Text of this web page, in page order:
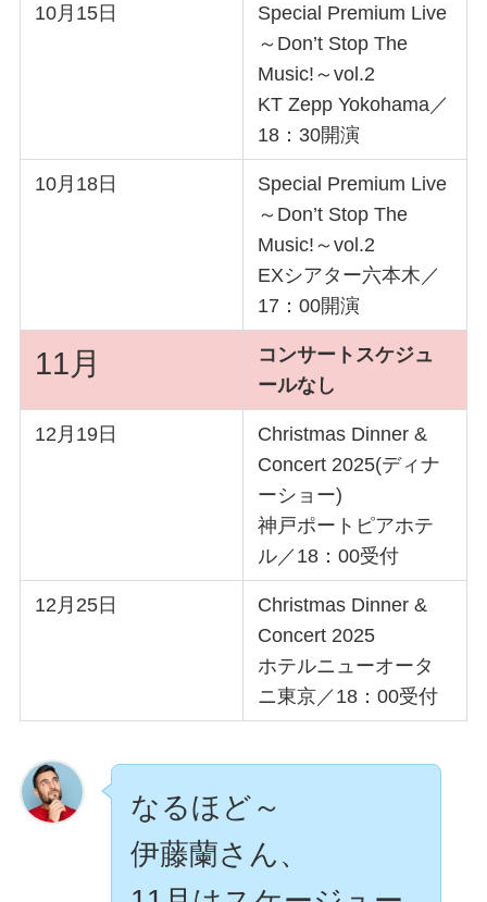
10月15日
Special Premium Live
～Don’t Stop The
Music!～vol.2
KT Zepp Yokohama／
18：30開演
10月18日
Special Premium Live
～Don’t Stop The
Music!～vol.2
EXシアター六本木／
17：00開演
11月
コンサートスケジュ
ールなし
12月19日
Christmas Dinner &
Concert 2025(ディナ
ーショー)
神戸ポートピアホテ
ル／18：00受付
12月25日
Christmas Dinner &
Concert 2025
ホテルニューオータ
ニ東京／18：00受付
なるほど～
伊藤蘭さん、